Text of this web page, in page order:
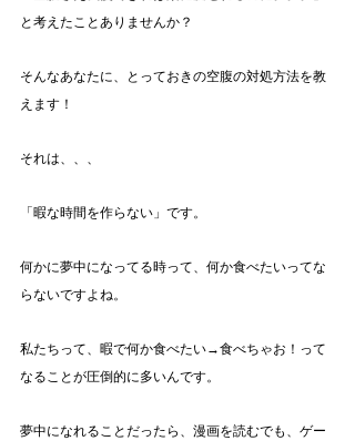
と考えたことありませんか？
そんなあなたに、とっておきの空腹の対処方法を教
えます！
それは、、、
「暇な時間を作らない」です。
何かに夢中になってる時って、何か食べたいってな
らないですよね。
私たちって、暇で何か食べたい→食べちゃお！って
なることが圧倒的に多いんです。
夢中になれることだったら、漫画を読むでも、ゲー